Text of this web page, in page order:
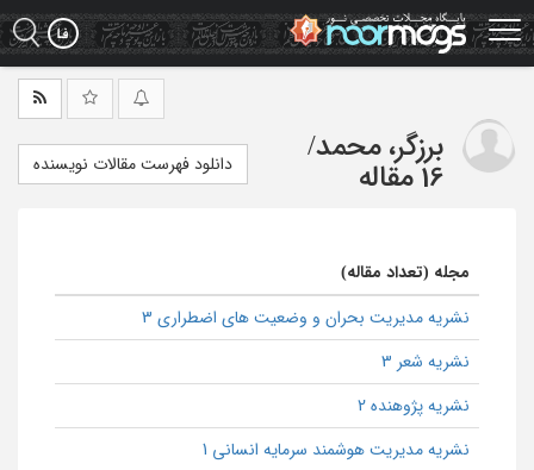
Skip
to
main
برزگر، محمد/
16 مقاله
دانلود فهرست مقالات نویسنده
مجله (تعداد مقاله)
نشریه مدیریت بحران و وضعیت های اضطراری 3
نشریه شعر 3
نشریه پژوهنده 2
نشریه مدیریت هوشمند سرمایه انسانی 1